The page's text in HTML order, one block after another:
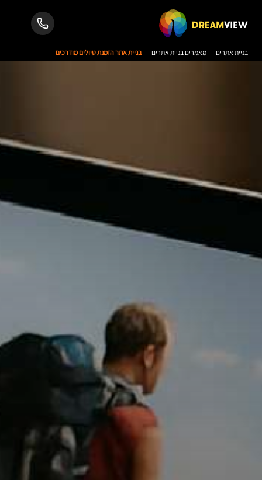
בניית אתרים מאמרים בניית אתרים בניית אתר הזמנת טיולים מודרכים